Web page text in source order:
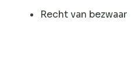
Recht van bezwaar